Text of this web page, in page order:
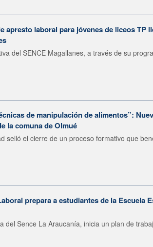
apresto laboral para jóvenes de liceos TP
del SENCE Magallanes, a través de su
de manipulación de alimentos”:
la comuna de Olmué
selló el cierre de un proceso formativo que
prepara a estudiantes de la Escuela
del Sence La Araucanía, inicia un plan de